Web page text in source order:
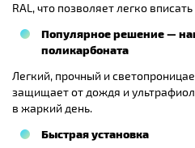
RAL, что позволяет легко
Популярное решение —
поликарбоната
Легкий, прочный и
защищает от дождя и
в жаркий день.
Быстрая установка